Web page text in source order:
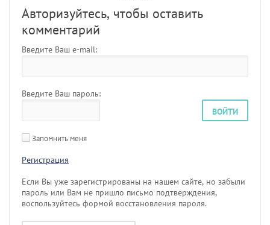
Авторизуйтесь, чтобы оставить
комментарий
Введите Ваш e-mail:
Введите Ваш пароль:
ВОЙТИ
Запомнить меня
Регистрация
Если Вы уже зарегистрированы на нашем сайте, но забыли
пароль или Вам не пришло письмо подтверждения,
воспользуйтесь формой восстановления пароля.